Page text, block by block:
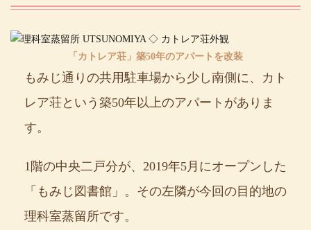
「カトレア荘」築50年のアパートを改装
もみじ通りの共用駐車場から少し南側に、カト
レア荘という築50年以上のアパートがありま
す。
1階の中央二戸分が、2019年5月にオープンした
「もみじ図書館」。その左隣が今回の目的地の
理科室蒸留所です。